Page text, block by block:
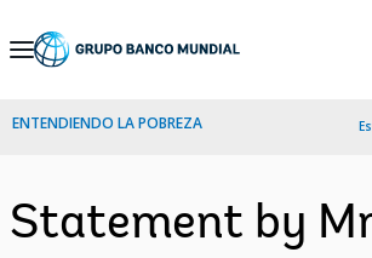
Skip
Navigation
ENTENDIENDO LA POBREZA
Statement by